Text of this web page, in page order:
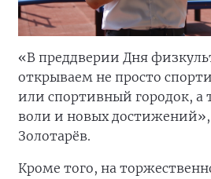
«В преддверии Дня
открываем не просто
или спортивный городок, а
воли и новых
Золотарёв.
Кроме того, на